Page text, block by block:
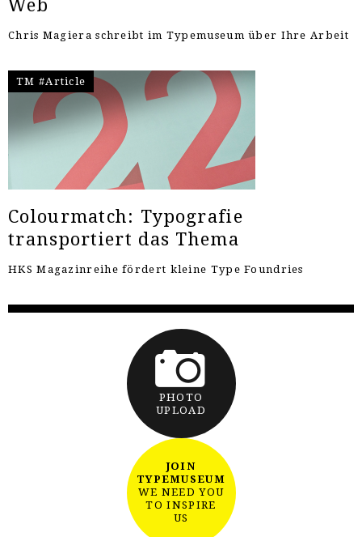
Web
Chris Magiera schreibt im Typemuseum über Ihre Arbeit
TM #Article
Colourmatch: Typografie
transportiert das Thema
HKS Magazinreihe fördert kleine Type Foundries
PHOTO
UPLOAD
JOIN
TYPEMUSEUM
WE NEED YOU
TO INSPIRE
US